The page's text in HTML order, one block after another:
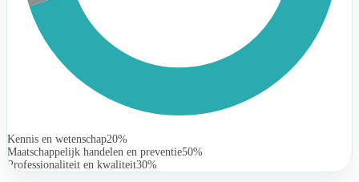
Kennis en wetenschap20%
Maatschappelijk handelen en preventie50%
Professionaliteit en kwaliteit30%